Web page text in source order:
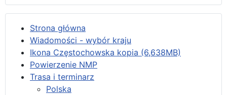
Strona główna
Wiadomości - wybór kraju
Ikona Częstochowska kopia (6,638MB)
Powierzenie NMP
Trasa i terminarz
Polska